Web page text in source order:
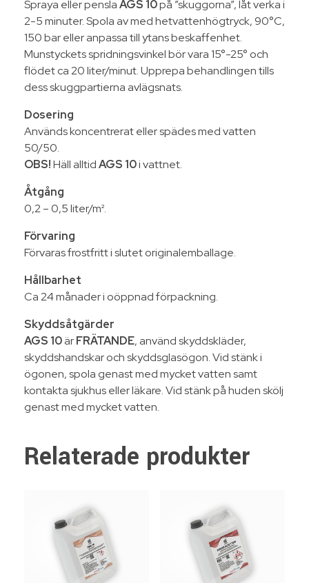
Spraya eller penslaAGS 10på ”skuggorna”, låt verka i
2-5 minuter. Spola av med hetvattenhögtryck, 90°C,
150 bar eller anpassa till ytans beskaffenhet.
Munstyckets spridningsvinkel bör vara 15°-25° och
flödet ca 20 liter/minut. Upprepa behandlingen tills
dess skuggpartierna avlägsnats.
Dosering
Används koncentrerat eller spädes med vatten
50/50.
OBS!Häll alltidAGS 10i vattnet.
Åtgång
0,2 – 0,5 liter/m².
Förvaring
Förvaras frostfritt i slutet originalemballage.
Hållbarhet
Ca 24 månader i oöppnad förpackning.
Skyddsåtgärder
AGS 10ärFRÄTANDE, använd skyddskläder,
skyddshandskar och skyddsglasögon. Vid stänk i
ögonen, spola genast med mycket vatten samt
kontakta sjukhus eller läkare. Vid stänk på huden skölj
genast med mycket vatten.
Relaterade produkter